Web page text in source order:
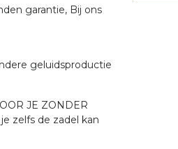
garantie, Bij ons
geluidsproductie
JE ZONDER
zelfs de zadel kan